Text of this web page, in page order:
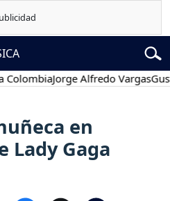
Jorge Alfredo Vargas
en
Lady Gaga